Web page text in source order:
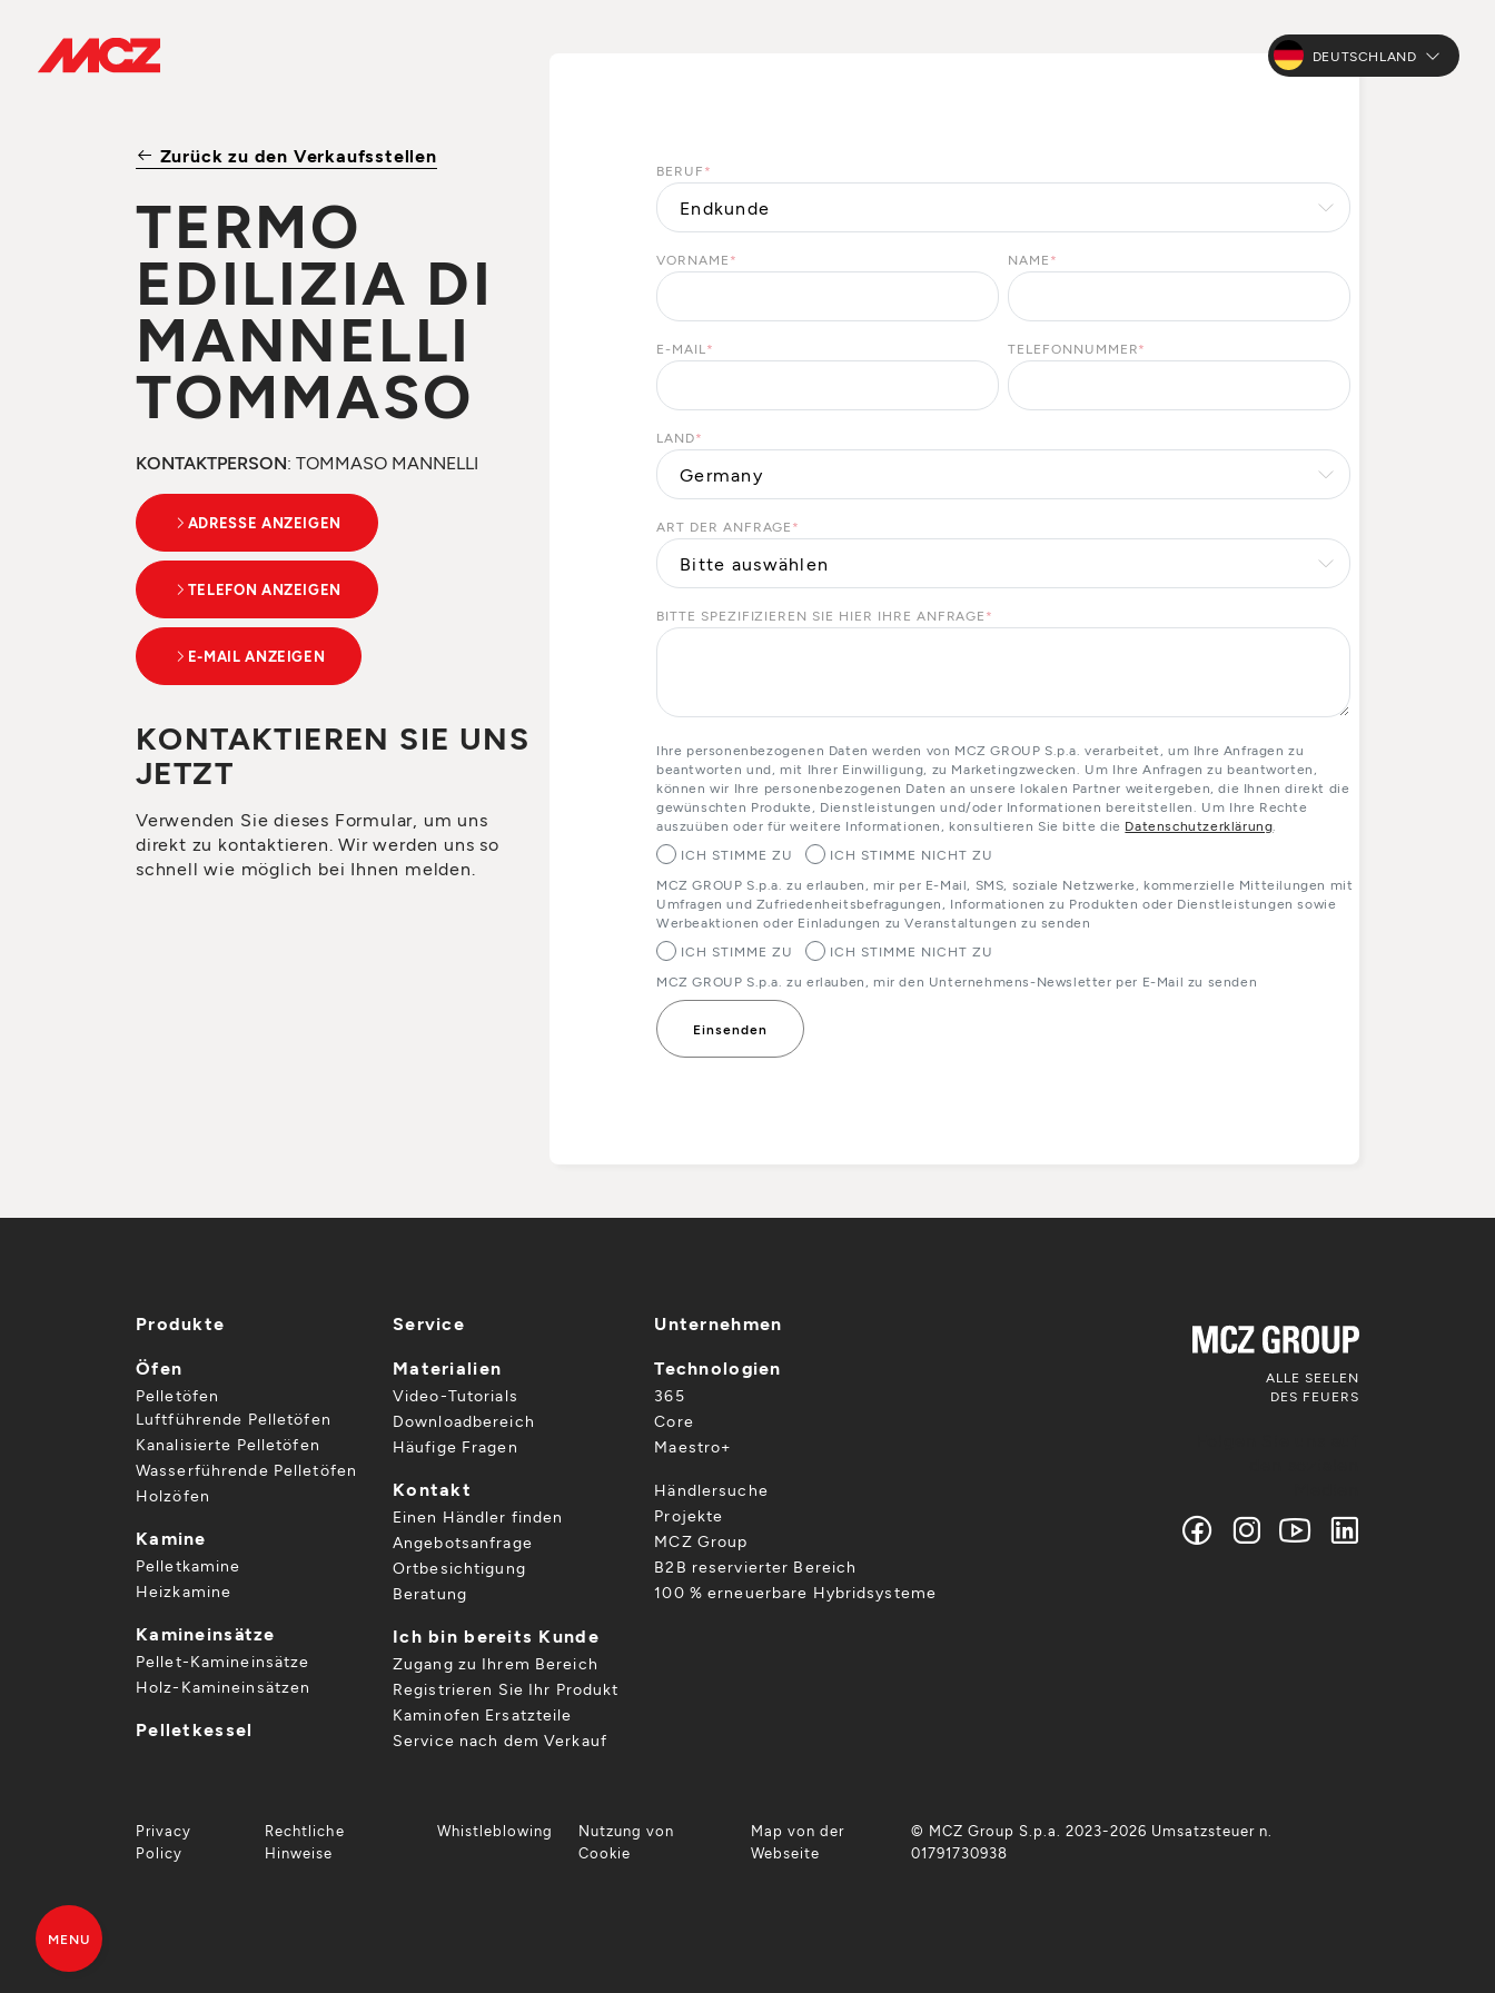
DEUTSCHLAND
Zurück zu den Verkaufsstellen
TERMO
EDILIZIA DI
MANNELLI
TOMMASO
KONTAKTPERSON: TOMMASO MANNELLI
ADRESSE ANZEIGEN
TELEFON ANZEIGEN
E-MAIL ANZEIGEN
KONTAKTIEREN SIE UNS
JETZT
Verwenden Sie dieses Formular, um uns
direkt zu kontaktieren. Wir werden uns so
schnell wie möglich bei Ihnen melden.
BERUF *
VORNAME * NAME *
E-MAIL * TELEFONNUMMER*
LAND*
ART DER ANFRAGE *
BITTE SPEZIFIZIEREN SIE HIER IHRE ANFRAGE *
Ihre personenbezogenen Daten werden von MCZ GROUP S.p.a. verarbeitet, um Ihre Anfragen zu
beantworten und, mit Ihrer Einwilligung, zu Marketingzwecken. Um Ihre Anfragen zu beantworten,
können wir Ihre personenbezogenen Daten an unsere lokalen Partner weitergeben, die Ihnen direkt die
gewünschten Produkte, Dienstleistungen und/oder Informationen bereitstellen. Um Ihre Rechte
auszuüben oder für weitere Informationen, konsultieren Sie bitte die Datenschutzerklärung
ICH STIMME ZU
ICH STIMME NICHT ZU
MCZ GROUP S.p.a. zu erlauben, mir per E-Mail, SMS, soziale Netzwerke, kommerzielle Mitteilungen mit
Umfragen und Zufriedenheitsbefragungen, Informationen zu Produkten oder Dienstleistungen sowie
Werbeaktionen oder Einladungen zu Veranstaltungen zu senden
ICH STIMME ZU
ICH STIMME NICHT ZU
MCZ GROUP S.p.a. zu erlauben, mir den Unternehmens-Newsletter per E-Mail zu senden
Produkte
Öfen
Pelletöfen
Luftführende Pelletöfen
Kanalisierte Pelletöfen
Wasserführende Pelletöfen
Holzöfen
Kamine
Pelletkamine
Heizkamine
Kamineinsätze
Pellet-Kamineinsätze
Holz-Kamineinsätzen
Pelletkessel
Service
Materialien
Video-Tutorials
Downloadbereich
Häufige Fragen
Kontakt
Einen Händler finden
Angebotsanfrage
Ortbesichtigung
Beratung
Ich bin bereits Kunde
Zugang zu Ihrem Bereich
Registrieren Sie Ihr Produkt
Kaminofen Ersatzteile
Service nach dem Verkauf
Unternehmen
Technologien
365
Core
Maestro+
Händlersuche
Projekte
MCZ Group
B2B reservierter Bereich
100 % erneuerbare Hybridsysteme
ALLE SEELEN
DES FEUERS
Privacy
Policy
Rechtliche
Hinweise
Whistleblowing
Nutzung von
Cookie
Map von der
Webseite
© MCZ Group S.p.a. 2023-2026 Umsatzsteuer n.
01791730938
MENU